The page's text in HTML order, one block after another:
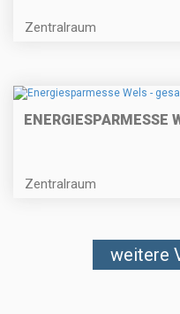
Zentralraum
ENERGIESPARMESSE
Zentralraum
weitere